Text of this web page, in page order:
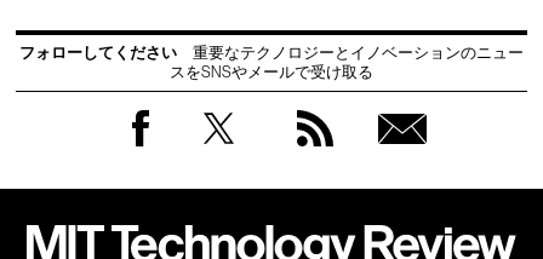
フォローしてください
重要なテクノロジーとイノベーションのニュー
スをSNSやメールで受け取る